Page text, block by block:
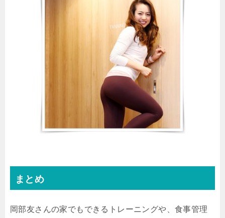
まとめ
岡部友さんの家でもできるトレーニングや、食事管理